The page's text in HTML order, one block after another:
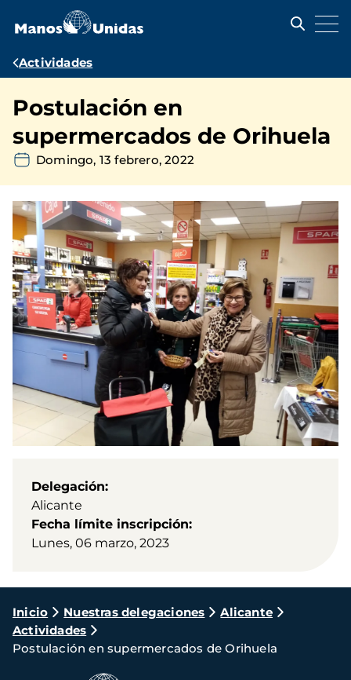
contenido
Ruta
navegación
Actividades
Postulación en
supermercados de Orihuela
Domingo, 13 febrero, 2022
Delegación
Alicante
Fecha límite inscripción
Lunes, 06 marzo, 2023
Ruta
de
navegación
Inicio Nuestras delegaciones
Alicante
Actividades
Postulación en supermercados de Orihuela